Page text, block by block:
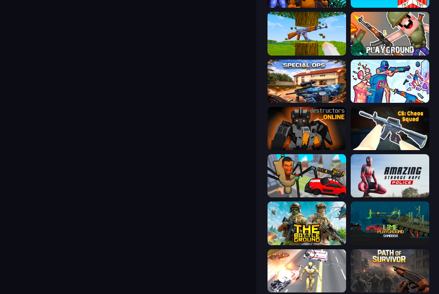
FNaF Shooter Build and Crush
Mine Shooter 3D Playground
Special Ops: GO Time Shooter 3: SWAT
Destructors Online CS: Chaos Squad
Cars vs Skibidi Toilet Amazing Strange Rope Police
The Battleground
Path of Survivor